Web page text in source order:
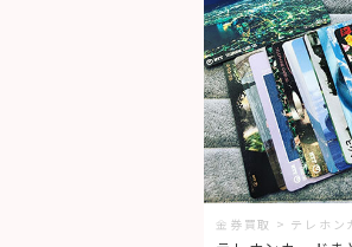
金券買取 > テレホン